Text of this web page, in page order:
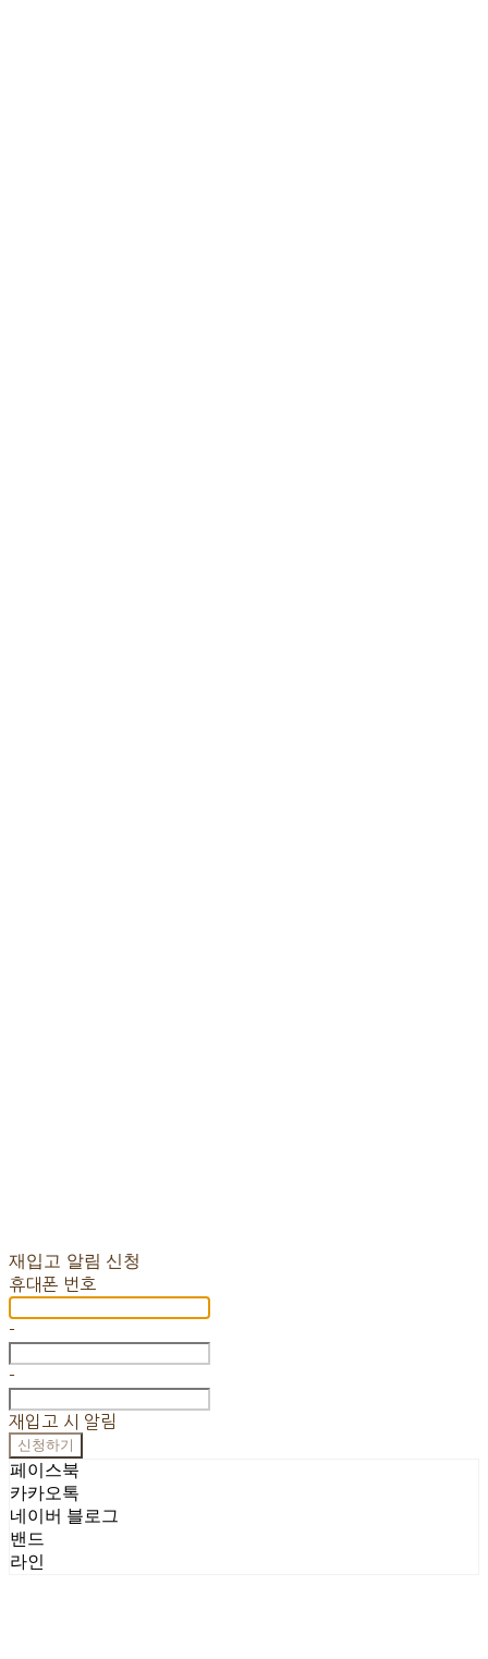
재입고 알림 신청
휴대폰 번호
-
-
재입고 시 알림
신청하기
페이스북
카카오톡
네이버 블로그
밴드
라인